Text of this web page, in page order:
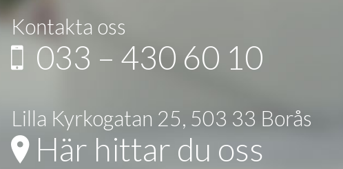
Kontakta oss
033 – 430 60 10
Lilla Kyrkogatan 25, 503 33 Borås
Här hittar du oss